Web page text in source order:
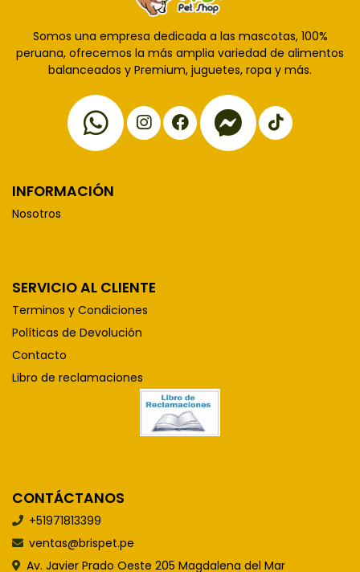
Somos una empresa dedicada a las mascotas, 100%
peruana, ofrecemos la más amplia variedad de alimentos
balanceados y Premium, juguetes, ropa y más.
INFORMACIÓN
Nosotros
SERVICIO AL CLIENTE
Terminos y Condiciones
Políticas de Devolución
Contacto
Libro de reclamaciones
CONTÁCTANOS
+51971813399
ventas@brispet.pe
Av. Javier Prado Oeste 205 Magdalena del Mar